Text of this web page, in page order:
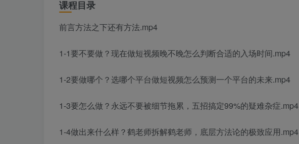
课程目录
前言方法之下还有方法.mp4
1-1要不要做？现在做短视频晚不晚怎么判断合适的入场时间.mp4
1-2要做哪个？选哪个平台做短视频怎么预测一个平台的未来.mp4
1-3要怎么做？永远不要被细节拖累，五招搞定99%的疑难杂症.mp4
1-4做出来什么样？鹤老师拆解鹤老师，底层方法论的极致应用.mp4